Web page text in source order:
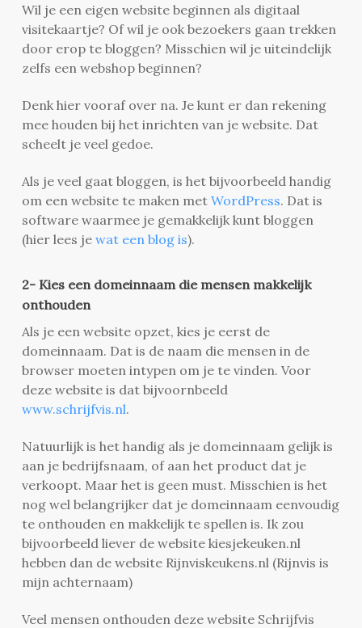
Wil je een eigen website beginnen als digitaal
visitekaartje? Of wil je ook bezoekers gaan trekken
door erop te bloggen? Misschien wil je uiteindelijk
zelfs een webshop beginnen?
Denk hier vooraf over na. Je kunt er dan rekening
mee houden bij het inrichten van je website. Dat
scheelt je veel gedoe.
Als je veel gaat bloggen, is het bijvoorbeeld handig
om een website te maken met WordPress. Dat is
software waarmee je gemakkelijk kunt bloggen
(hier lees je wat een blog is).
2- Kies een domeinnaam die mensen makkelijk
onthouden
Als je een website opzet, kies je eerst de
domeinnaam. Dat is de naam die mensen in de
browser moeten intypen om je te vinden. Voor
deze website is dat bijvoornbeeld
www.schrijfvis.nl.
Natuurlijk is het handig als je domeinnaam gelijk is
aan je bedrijfsnaam, of aan het product dat je
verkoopt. Maar het is geen must. Misschien is het
nog wel belangrijker dat je domeinnaam eenvoudig
te onthouden en makkelijk te spellen is. Ik zou
bijvoorbeeld liever de website kiesjekeuken.nl
hebben dan de website Rijnviskeukens.nl (Rijnvis is
mijn achternaam)
Veel mensen onthouden deze website Schrijfvis